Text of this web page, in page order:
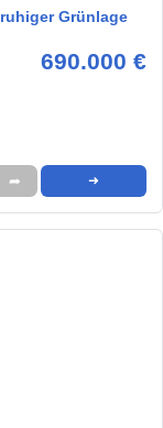
Grünlage
690.000 €
➦ ➜